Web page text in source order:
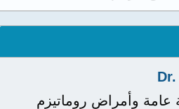
عامة وأمراض روماتيزم